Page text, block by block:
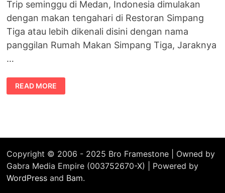
Trip seminggu di Medan, Indonesia dimulakan
dengan makan tengahari di Restoran Simpang
Tiga atau lebih dikenali disini dengan nama
panggilan Rumah Makan Simpang Tiga, Jaraknya
…
RESTORAN
SIMPANG
TIGA,
DAN
READ MORE
Copyright © 2006 - 2025 Bro Framestone | Owned by
Gabra Media Empire (003752670-X) | Powered by
WordPress and Bam.